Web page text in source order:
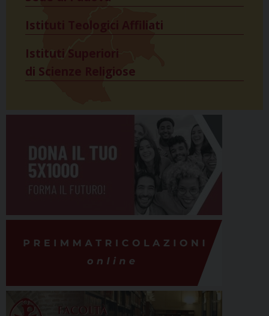
Istituti Teologici Affiliati
Istituti Superiori
di Scienze Religiose